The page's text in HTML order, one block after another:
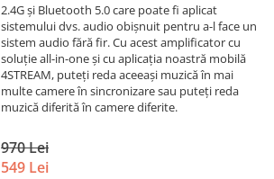
2.4G și Bluetooth 5.0 care poate fi aplicat
sistemului dvs. audio obișnuit pentru a-l face un
sistem audio fără fir. Cu acest amplificator cu
soluție all-in-one și cu aplicația noastră mobilă
4STREAM, puteți reda aceeași muzică în mai
multe camere în sincronizare sau puteți reda
muzică diferită în camere diferite.
970 Lei
549 Lei